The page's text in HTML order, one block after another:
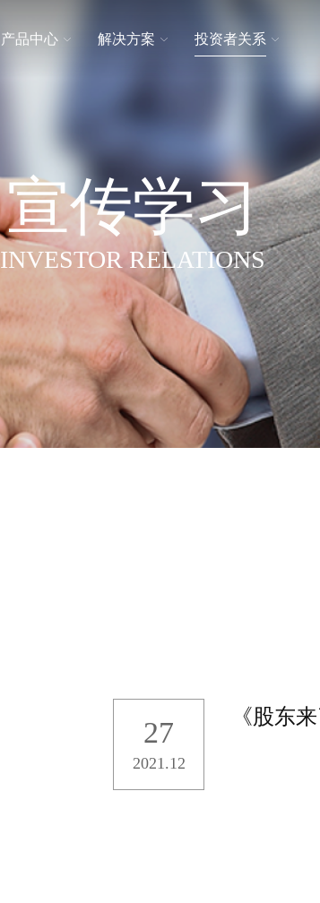
产品中心
普通盖板
陶瓷马桶
解决方案 投资者关系
宣传学习
INVESTOR RELATIONS
27
2021.12
《股东